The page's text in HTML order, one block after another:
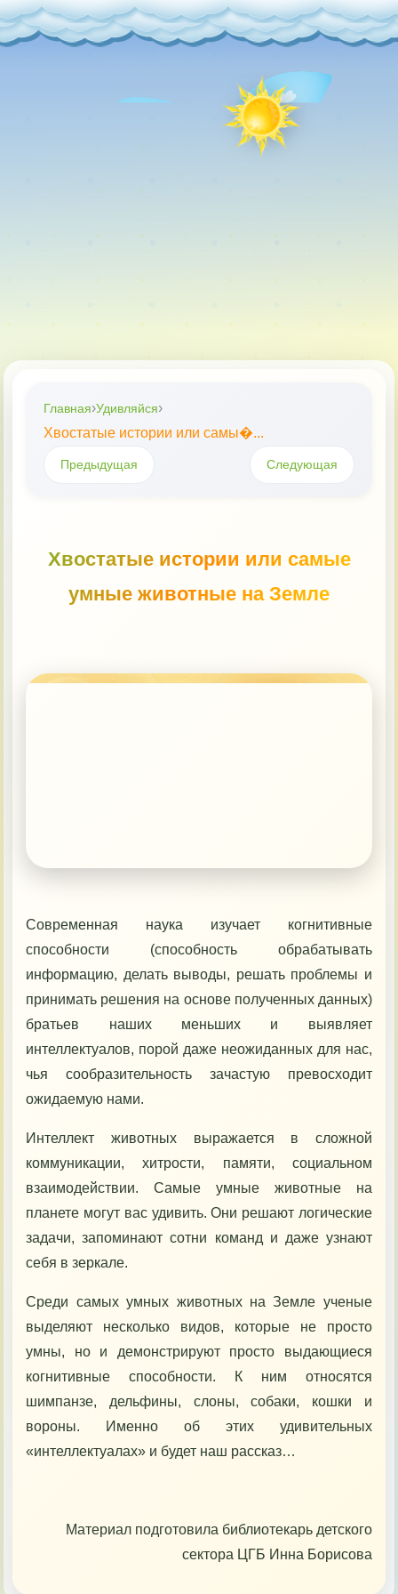
Книговести
Главная›Удивляйся›
Хвостатые истории или самы�...
Предыдущая Следующая
Хвостатые истории или самые
умные животные на Земле
Современная наука изучает когнитивные
способности (способность обрабатывать
информацию, делать выводы, решать проблемы и
принимать решения на основе полученных данных)
братьев наших меньших и выявляет
интеллектуалов, порой даже неожиданных для нас,
чья сообразительность зачастую превосходит
ожидаемую нами.
Интеллект животных выражается в сложной
коммуникации, хитрости, памяти, социальном
взаимодействии. Самые умные животные на
планете могут вас удивить. Они решают логические
задачи, запоминают сотни команд и даже узнают
себя в зеркале.
Среди самых умных животных на Земле ученые
выделяют несколько видов, которые не просто
умны, но и демонстрируют просто выдающиеся
когнитивные способности. К ним относятся
шимпанзе, дельфины, слоны, собаки, кошки и
вороны. Именно об этих удивительных
«интеллектуалах» и будет наш рассказ…
Материал подготовила библиотекарь детского
сектора ЦГБ Инна Борисова